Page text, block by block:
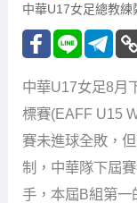
中華U17女足總教
中華U17女足8月
標賽(EAFF U15
賽未進球全敗，
制，中華隊下屆
手，本屆B組第一